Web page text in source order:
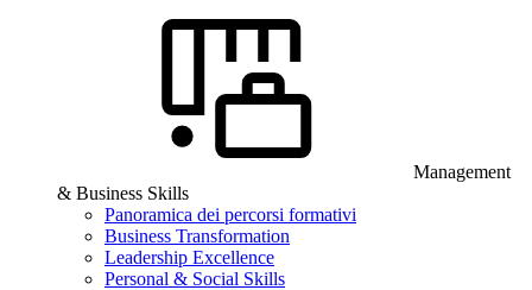
Management
& Business Skills
Panoramica dei percorsi formativi
Business Transformation
Leadership Excellence
Personal & Social Skills